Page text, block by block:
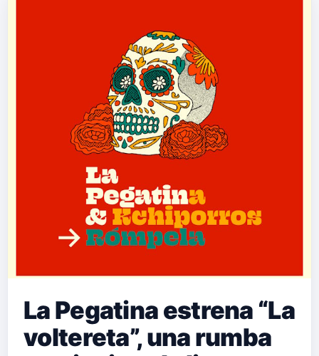
La Pegatina estrena “La
voltereta”, una rumba